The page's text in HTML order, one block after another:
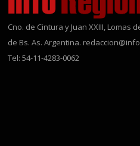
Cno. de Cintura y Juan XXIII, Lomas
de Bs. As. Argentina.
Tel: 54-11-4283-0062